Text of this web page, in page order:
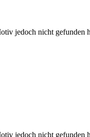
jedoch nicht gefunden
jedoch nicht gefunden